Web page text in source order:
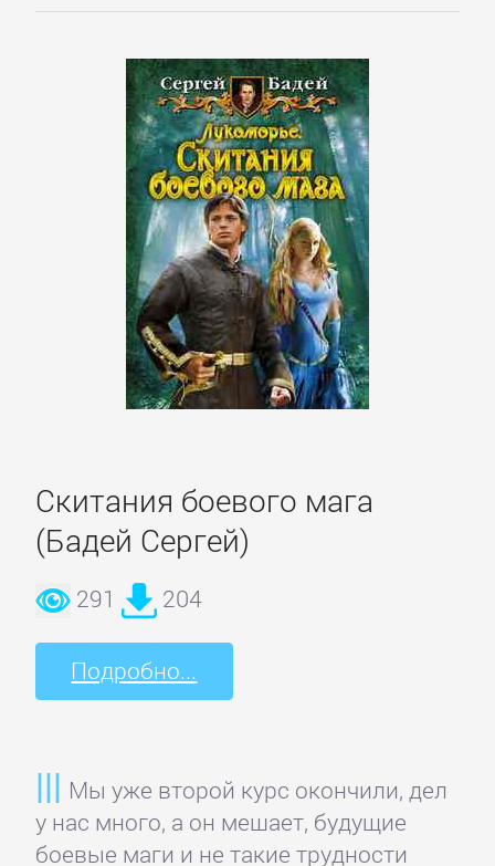
Скитания боевого мага
(Бадей Сергей)
291 204
Подробно...
Мы уже второй курс окончили, дел
у нас много, а он мешает, будущие
боевые маги и не такие трудности
Управление
Литература
Присоединиться
Карта
сайта
БИЗНЕС
Бухучет,
налогообложение,